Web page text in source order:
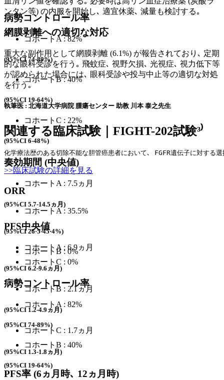
病勢コントロール率
コホートA : 82%
(95%CI 74-89%)
コホートB : 40%
(95%CI 19-64%)
コホートC : 22%
(95%CI 6-48%)
奏効期間 (中央値)
コホートA : 7.5ヵ月
(95%CI 5.7-14.5ヵ月)
PFS中央値
コホートA : 6.9ヵ月
(95%CI 6.2-9.6ヵ月)
コホートB : 2.1ヵ月
(95%CI 1.2-4.9ヵ月)
コホートC : 1.7ヵ月
(95%CI 1.3-1.8ヵ月)
PFS率 (6ヵ月時､ 12ヵ月時)
ンタン等) の内服を開始し､ 適宜休薬､ 減量も検討する｡
網膜剥離への適切な対応
重大な副作用として網膜剥離 (6.1%) が報告されており､ 定期
的な眼科受診を行う｡ 飛蚊症､ 視野欠損､ 光視症､ 視力低下等
が認められた場合には､ 眼科受診や投与中止等の適切な対処
を行う｡
執筆医 : 北海道大学病院 腫瘍センター 助教 川本 泰之先生
関連する臨床試験｜FIGHT-202試験³⁾
化学療法歴のある切除不能な胆管癌患者において､ FGFR遺伝子に対する
>>臨床試験の詳細を見る
ORR
コホートA : 35.5%
(95%CI 26·5-45·4%)
コホートB : 0%
コホートC : 0%
病勢コントロール率
コホートA : 82%
(95%CI 74-89%)
コホートB : 40%
(95%CI 19-64%)